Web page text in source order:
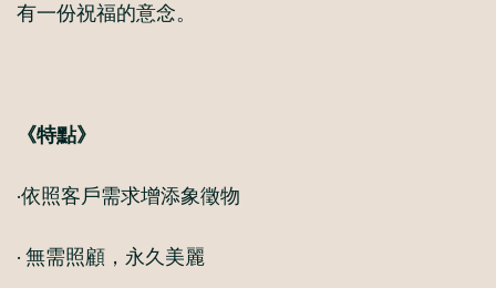
有一份祝福的意念。
《特點》
·依照客戶需求增添象徵物
· 無需照顧，永久美麗